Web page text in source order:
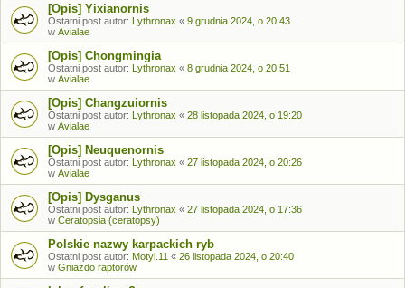
[Opis] Yixianornis
Ostatni post autor: Lythronax « 9 grudnia 2024, o 20:43
w Avialae
[Opis] Chongmingia
Ostatni post autor: Lythronax « 8 grudnia 2024, o 20:51
w Avialae
[Opis] Changzuiornis
Ostatni post autor: Lythronax « 28 listopada 2024, o 19:20
w Avialae
[Opis] Neuquenornis
Ostatni post autor: Lythronax « 27 listopada 2024, o 20:26
w Avialae
[Opis] Dysganus
Ostatni post autor: Lythronax « 27 listopada 2024, o 17:36
w Ceratopsia (ceratopsy)
Polskie nazwy karpackich ryb
Ostatni post autor: Motyl.11 « 26 listopada 2024, o 20:40
w Gniazdo raptorów